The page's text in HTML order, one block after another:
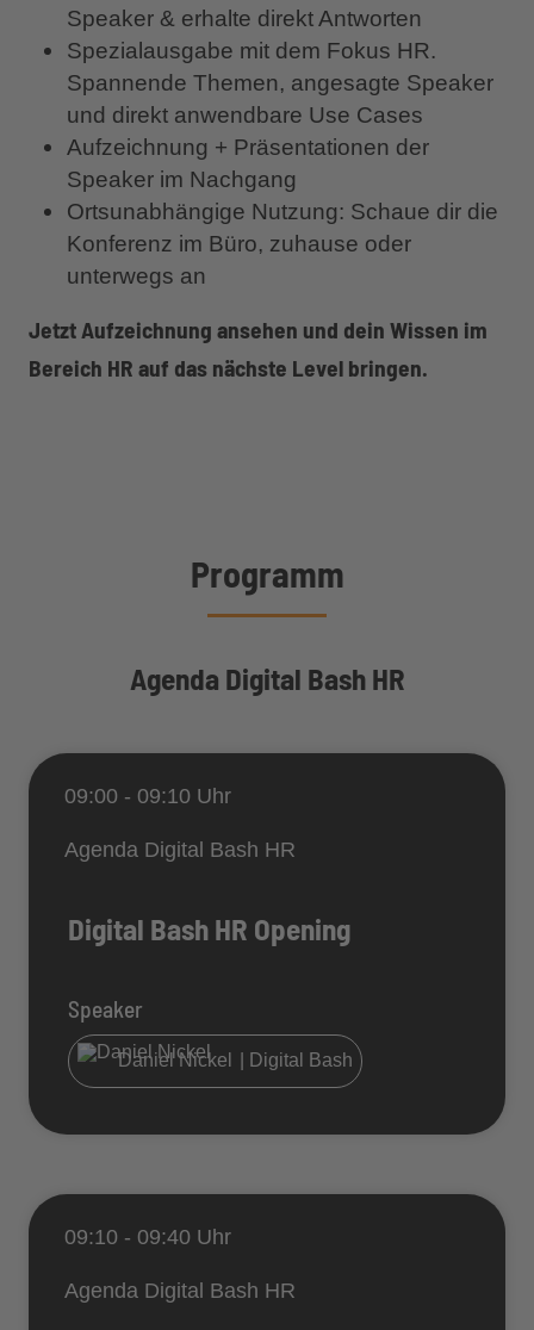
Speaker & erhalte direkt Antworten
Spezialausgabe mit dem Fokus HR.
Spannende Themen, angesagte Speaker
und direkt anwendbare Use Cases
Aufzeichnung + Präsentationen der
Speaker im Nachgang
Ortsunabhängige Nutzung: Schaue dir die
Konferenz im Büro, zuhause oder
unterwegs an
Jetzt Aufzeichnung ansehen und dein Wissen im
Bereich HR auf das nächste Level bringen.
Programm
Agenda Digital Bash HR
09:00 - 09:10 Uhr
Agenda Digital Bash HR
Digital Bash HR Opening
Speaker
Daniel Nickel | Digital Bash
09:10 - 09:40 Uhr
Agenda Digital Bash HR